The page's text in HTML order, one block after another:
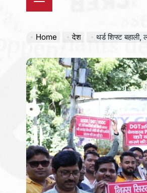
Home देश थर्ड शिफ्ट बहाली,